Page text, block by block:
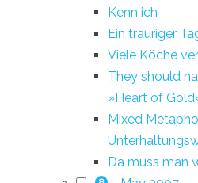
Kenn ich
Ein trauriger
Viele Köche
They should
»Heart of
Mixed
Da muss man